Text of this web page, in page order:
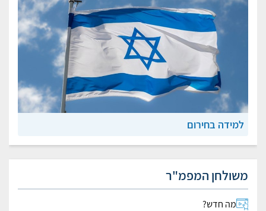
למידה בחירום
משולחן המפמ"ר
מה חדש?